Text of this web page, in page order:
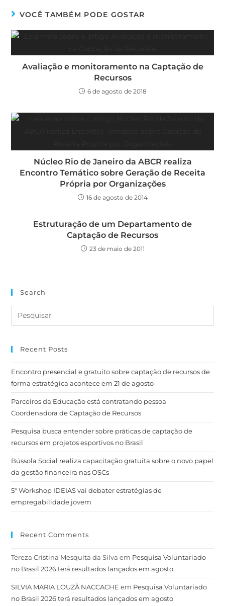
VOCÊ TAMBÉM PODE GOSTAR
Avaliação e monitoramento na Captação de
Recursos
6 de agosto de 2018
Núcleo Rio de Janeiro da ABCR realiza
Encontro Temático sobre Geração de Receita
Própria por Organizações
16 de agosto de 2014
Estruturação de um Departamento de
Captação de Recursos
23 de maio de 2011
Search
Recent Posts
Encontro presencial e gratuito sobre captação de recursos de
forma estratégica acontece em 21 de agosto
Parceiros da Educação está contratando pessoa
Coordenadora de Captação de Recursos
Pesquisa busca entender sobre práticas de captação de
recursos em projetos esportivos no Brasil
Bússola Social realiza capacitação gratuita sobre o novo papel
da gestão financeira nas OSCs
5º Workshop IDEIAS vai debater estratégias de
empregabilidade jovem
Recent Comments
Tereza Cristina Mesquita da Silva em Pesquisa Voluntariado
no Brasil 2026 terá resultados lançados em agosto
SILVIA MARIA LOUZÃ NACCACHE em Pesquisa Voluntariado
no Brasil 2026 terá resultados lançados em agosto